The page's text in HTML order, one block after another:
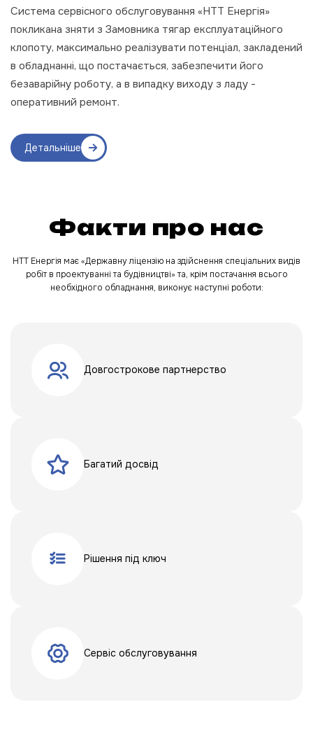
Система сервісного обслуговування «НТТ Енергія»
покликана зняти з Замовника тягар експлуатаційного
клопоту, максимально реалізувати потенціал, закладений
в обладнанні, що постачається, забезпечити його
безаварійну роботу, а в випадку виходу з ладу -
оперативний ремонт.
Детальніше
Факти про нас
НТТ Енергія має «Державну ліцензію на здійснення спеціальних видів
робіт в проектуванні та будівництві» та, крім постачання всього
необхідного обладнання, виконує наступні роботи:
Довгострокове партнерство
Багатий досвід
Рішення під ключ
Сервіс обслуговування